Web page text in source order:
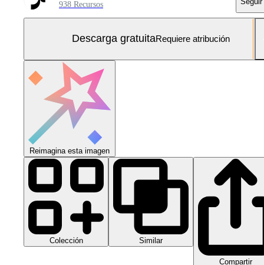
938 Recursos
Descarga gratuitaRequiere atribución
Reimagina esta imagen
Colección Similar
Compartir